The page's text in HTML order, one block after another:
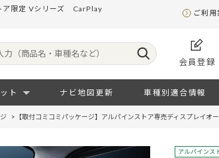
ア限定 Vシリーズ CarPlay
ご利用
会員登録
ト ナビ地図更新 車種別適合情報
> 【取付コミコミパッケージ】アルパインストア専売ディスプレイオ